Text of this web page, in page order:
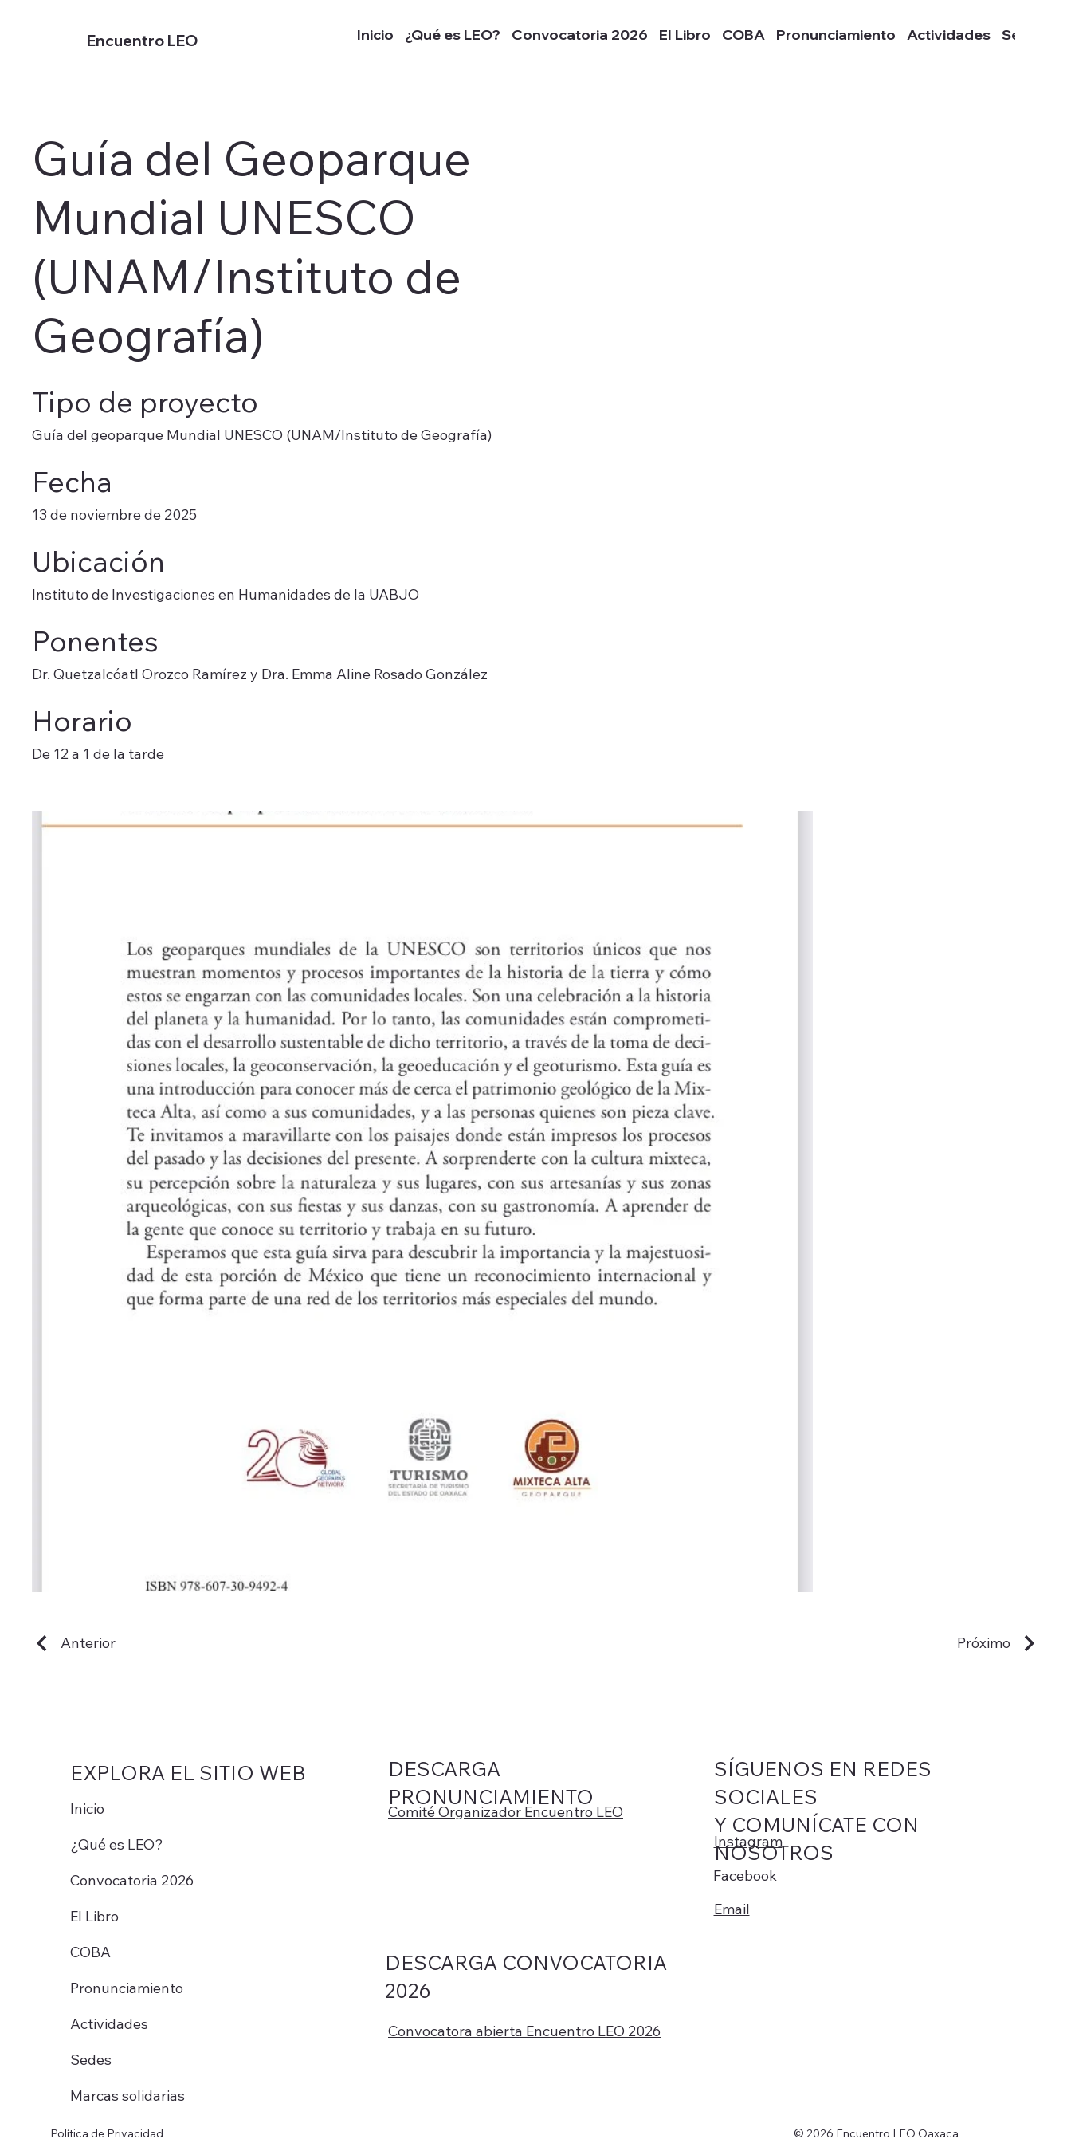
Encuentro LEO Inicio ¿Qué es LEO? Convocatoria 2026 El Libro COBA Pronunciamiento Actividades Sedes
Guía del Geoparque
Mundial UNESCO
(UNAM/Instituto de
Geografía)
Tipo de proyecto
Guía del geoparque Mundial UNESCO (UNAM/Instituto de Geografía)
Fecha
13 de noviembre de 2025
Ubicación
Instituto de Investigaciones en Humanidades de la UABJO
Ponentes
Dr. Quetzalcóatl Orozco Ramírez y Dra. Emma Aline Rosado González
Horario
De 12 a 1 de la tarde
Anterior Próximo
EXPLORA EL SITIO WEB
Inicio
¿Qué es LEO?
Convocatoria 2026
El Libro
COBA
Pronunciamiento
Actividades
Sedes
Marcas solidarias
DESCARGA
PRONUNCIAMIENTO
Comité Organizador Encuentro LEO
DESCARGA CONVOCATORIA
2026
Convocatora abierta Encuentro LEO 2026
SÍGUENOS EN REDES
SOCIALES
Y COMUNÍCATE CON
NOSOTROS
Instagram
Facebook
Email
Política de Privacidad © 2026 Encuentro LEO Oaxaca